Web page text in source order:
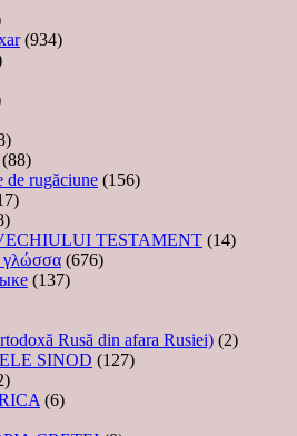
(934)
(88)
de rugăciune (156)
TESTAMENT (14)
γλώσσα (676)
(137)
Rusă din afara Rusiei) (2)
SINOD (127)
(6)